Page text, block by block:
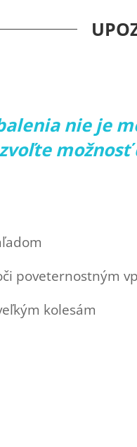
nie je
možnosť
poveternostným
kolesám